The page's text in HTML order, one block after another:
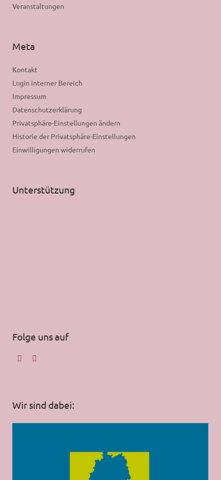
Veranstaltungen
Meta
Kontakt
Login interner Bereich
Impressum
Datenschutzerklärung
Privatsphäre-Einstellungen ändern
Historie der Privatsphäre-Einstellungen
Einwilligungen widerrufen
Unterstützung
Folge uns auf
Wir sind dabei: